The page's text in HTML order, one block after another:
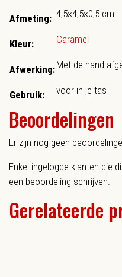
Afmeting: 4,5×4,5×0,5 cm
Kleur: Caramel
Afwerking:Met de hand
Gebruik: voor in je tas
Beoordelingen
Er zijn nog geen
Enkel ingelogde klanten die
een beoordeling schrijven.
Gerelateerde